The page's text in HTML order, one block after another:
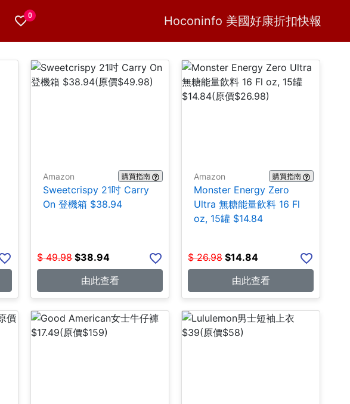
0 Hoconinfo 美國好康折扣快報
H Home
Amazon 購買指南
Sweetcrispy 21吋 Carry
On 登機箱 $38.94
$ 49.98 $38.94
由此查看
Amazon 購買指南
Monster Energy Zero
Ultra 無糖能量飲料 16 Fl
oz, 15罐 $14.84
$ 26.98 $14.84
由此查看